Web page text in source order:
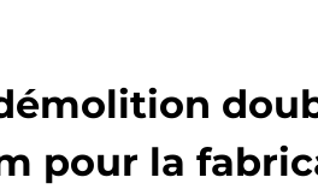
pour la